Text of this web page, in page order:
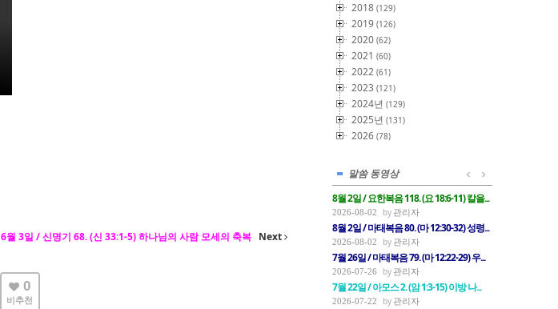
6월 3일 / 신명기 68. (신 33:1-5) 하나님의 사람 모세의 축복 Next
0
비추천
2018 (129)
2019 (126)
2020 (62)
2021 (60)
2022 (61)
2023 (121)
2024년 (129)
2025년 (131)
2026 (78)
말씀 동영상
8월 2일 / 요한복음 118. (요 18:6-11) 칼을...
2026-08-02 관리자
8월 2일 / 마태복음 80. (마 12:30-32) 성령...
2026-08-02 관리자
7월 26일 / 마태복음 79. (마 12:22-29) 우...
2026-07-26 관리자
7월 22일 / 아모스 2. (암 1:3-15) 이방 나...
2026-07-22 관리자